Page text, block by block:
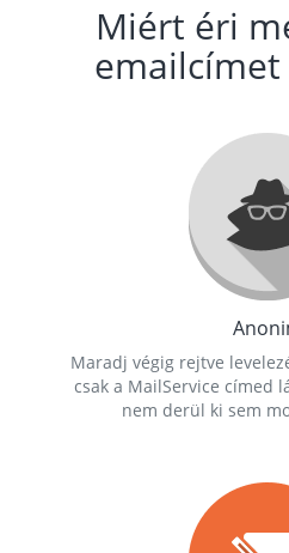
Miért éri
emailcímet
Maradj végig rejtve
csak a MailService címed
nem derül ki sem